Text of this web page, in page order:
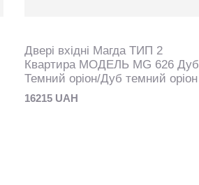
Двері вхідні Магда ТИП 2
Квартира МОДЕЛЬ MG 626 Дуб
Темний оріон/Дуб темний оріон
16215 UAH